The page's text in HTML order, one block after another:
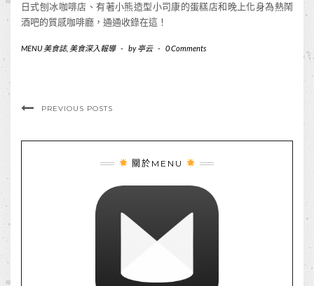
日式刨冰咖啡店、有著小熊造型小司康的蛋糕店和晚上化身為熱鬧
酒吧的質感咖啡廳，通通收錄在這！
MENU 美食誌, 美食深入報導 - by亭云 - 0 Comments
PREVIOUS POSTS
關於MENU